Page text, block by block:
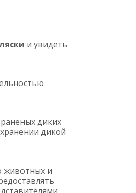
и увидеть
диких
дикой
животных и